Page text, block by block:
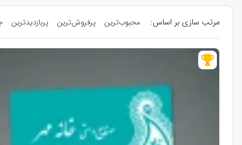
مرتب سازی بر اساس: محبوب‌ترین پرفروش‌ترین پربازدیدترین